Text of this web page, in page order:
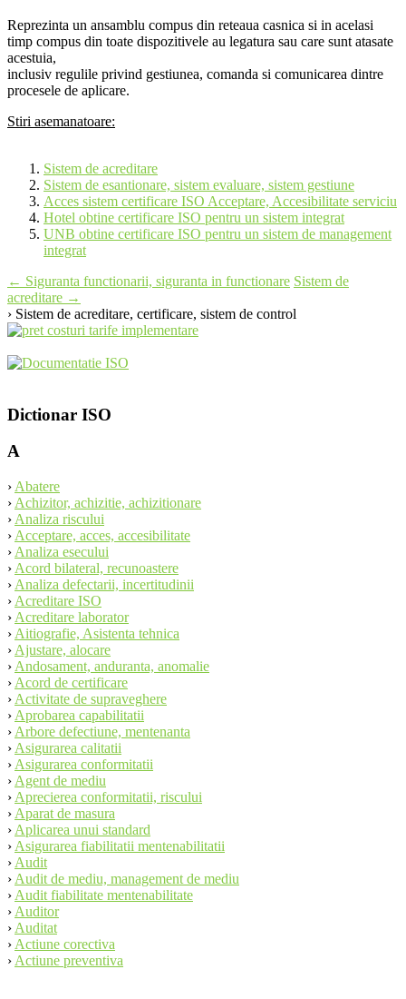
Reprezinta un ansamblu compus din reteaua casnica si in acelasi
timp compus din toate dispozitivele au legatura sau care sunt atasate
acestuia,
inclusiv regulile privind gestiunea, comanda si comunicarea dintre
procesele de aplicare.
Stiri asemanatoare:
Sistem de acreditare
Sistem de esantionare, sistem evaluare, sistem gestiune
Acces sistem certificare ISO Acceptare, Accesibilitate serviciu
Hotel obtine certificare ISO pentru un sistem integrat
UNB obtine certificare ISO pentru un sistem de management
integrat
Post
navigation
← Siguranta functionarii, siguranta in functionare Sistem de
acreditare →
› Sistem de acreditare, certificare, sistem de control
Dictionar ISO
A
› Abatere
› Achizitor, achizitie, achizitionare
› Analiza riscului
› Acceptare, acces, accesibilitate
› Analiza esecului
› Acord bilateral, recunoastere
› Analiza defectarii, incertitudinii
› Acreditare ISO
› Acreditare laborator
› Aitiografie, Asistenta tehnica
› Ajustare, alocare
› Andosament, anduranta, anomalie
› Acord de certificare
› Activitate de supraveghere
› Aprobarea capabilitatii
› Arbore defectiune, mentenanta
› Asigurarea calitatii
› Asigurarea conformitatii
› Agent de mediu
› Aprecierea conformitatii, riscului
› Aparat de masura
› Aplicarea unui standard
› Asigurarea fiabilitatii mentenabilitatii
› Audit
› Audit de mediu, management de mediu
› Audit fiabilitate mentenabilitate
› Auditor
› Auditat
› Actiune corectiva
› Actiune preventiva